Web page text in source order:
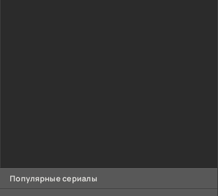
Популярные сериалы